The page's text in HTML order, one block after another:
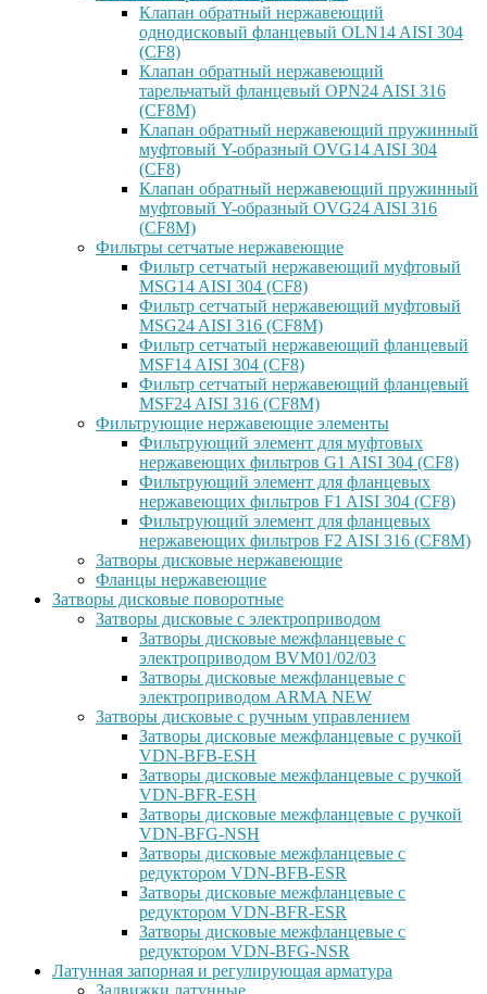
Клапан обратный нержавеющий
однодисковый фланцевый OLN14 AISI 304
(CF8)
Клапан обратный нержавеющий
тарельчатый фланцевый OPN24 AISI 316
(CF8M)
Клапан обратный нержавеющий пружинный
муфтовый Y-образный OVG14 AISI 304
(CF8)
Клапан обратный нержавеющий пружинный
муфтовый Y-образный OVG24 AISI 316
(CF8М)
Фильтры сетчатые нержавеющие
Фильтр сетчатый нержавеющий муфтовый
MSG14 AISI 304 (CF8)
Фильтр сетчатый нержавеющий муфтовый
MSG24 AISI 316 (CF8M)
Фильтр сетчатый нержавеющий фланцевый
MSF14 AISI 304 (CF8)
Фильтр сетчатый нержавеющий фланцевый
MSF24 AISI 316 (CF8M)
Фильтрующие нержавеющие элементы
Фильтрующий элемент для муфтовых
нержавеющих фильтров G1 AISI 304 (CF8)
Фильтрующий элемент для фланцевых
нержавеющих фильтров F1 AISI 304 (CF8)
Фильтрующий элемент для фланцевых
нержавеющих фильтров F2 AISI 316 (CF8M)
Затворы дисковые нержавеющие
Фланцы нержавеющие
Затворы дисковые поворотные
Затворы дисковые с электроприводом
Затворы дисковые межфланцевые с
электроприводом BVM01/02/03
Затворы дисковые межфланцевые с
электроприводом ARMA NEW
Затворы дисковые с ручным управлением
Затворы дисковые межфланцевые с ручкой
VDN-BFB-ESH
Затворы дисковые межфланцевые с ручкой
VDN-BFR-ESH
Затворы дисковые межфланцевые с ручкой
VDN-BFG-NSH
Затворы дисковые межфланцевые с
редуктором VDN-BFB-ESR
Затворы дисковые межфланцевые с
редуктором VDN-BFR-ESR
Затворы дисковые межфланцевые с
редуктором VDN-BFG-NSR
Латунная запорная и регулирующая арматура
Задвижки латунные